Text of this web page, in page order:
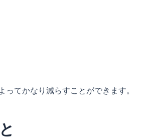
ってかなり減らすことができます。